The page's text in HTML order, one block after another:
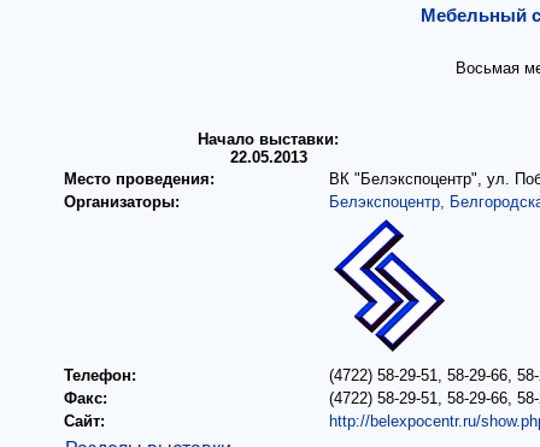
Мебельный
Восьмая
Начало выставки:
22.05.2013
Место проведения:
ВК "Белэкспоцентр", ул.
Организаторы:
Белэкспоцентр,
Телефон:
(4722) 58-29-51, 58-29-66,
Факс:
(4722) 58-29-51, 58-29-66,
Сайт:
http://belexpocentr.ru/